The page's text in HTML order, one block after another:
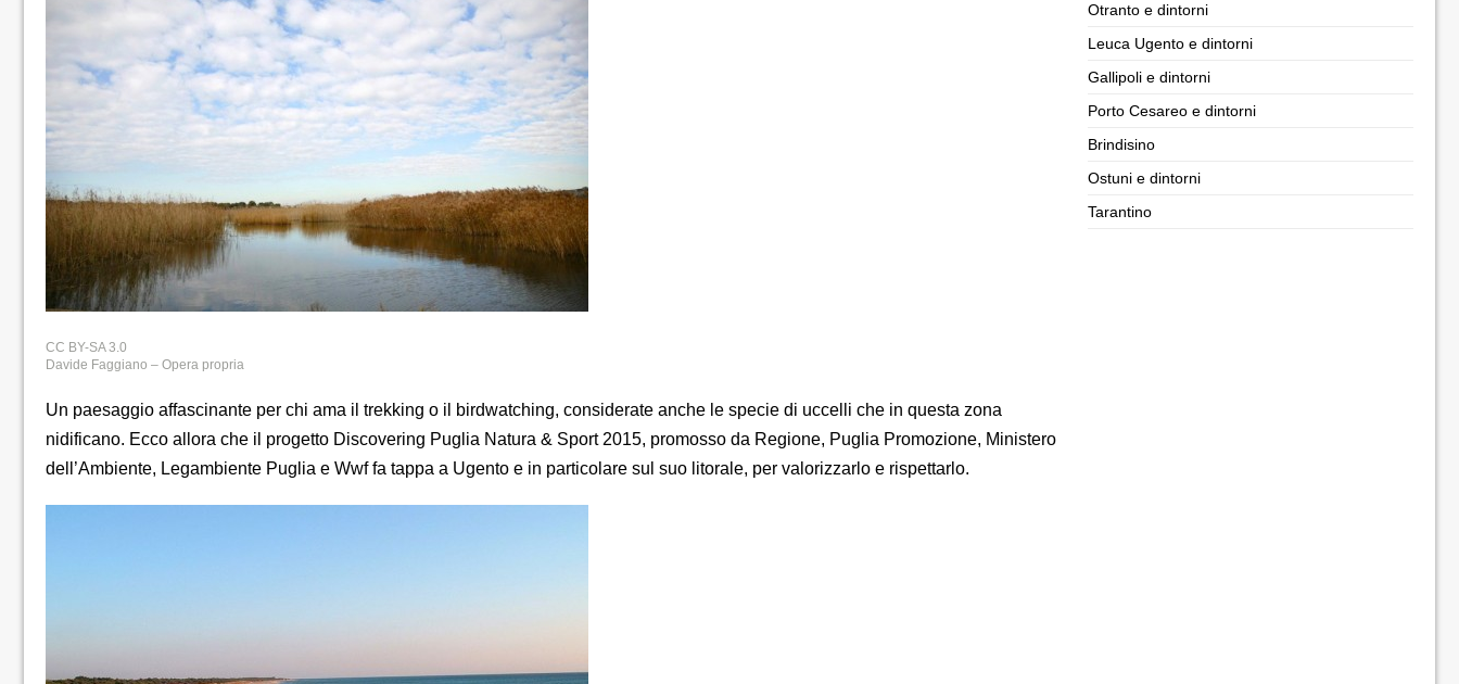
CC BY-SA 3.0
Davide Faggiano – Opera propria
Un paesaggio affascinante per chi ama il trekking o il birdwatching, considerate anche le specie di uccelli che in questa zona
nidificano. Ecco allora che il progetto Discovering Puglia Natura & Sport 2015, promosso da Regione, Puglia Promozione, Ministero
dell’Ambiente, Legambiente Puglia e Wwf fa tappa a Ugento e in particolare sul suo litorale, per valorizzarlo e rispettarlo.
Otranto e dintorni
Leuca Ugento e dintorni
Gallipoli e dintorni
Porto Cesareo e dintorni
Brindisino
Ostuni e dintorni
Tarantino